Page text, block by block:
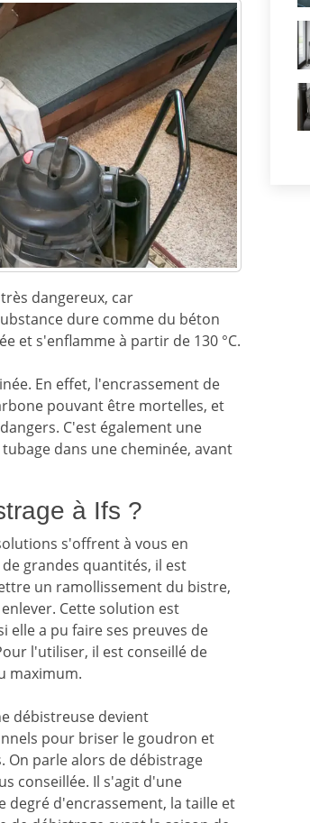
dangereux, car
dure comme du béton
et s'enflamme à partir de 130 °C.
En effet, l'encrassement de
pouvant être mortelles, et
C'est également une
dans une cheminée, avant
à Ifs ?
s'offrent à vous en
grandes quantités, il est
un ramollissement du bistre,
Cette solution est
elle a pu faire ses preuves de
l'utiliser, il est conseillé de
maximum.
débistreuse devient
pour briser le goudron et
On parle alors de débistrage
conseillée. Il s'agit d'une
d'encrassement, la taille et